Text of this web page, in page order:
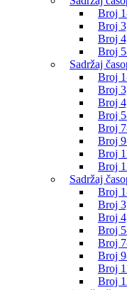
Broj
Broj
Broj
Broj
Sadržaj
Broj
Broj
Broj
Broj
Broj
Broj
Broj
Broj
Sadržaj
Broj
Broj
Broj
Broj
Broj
Broj
Broj
Broj